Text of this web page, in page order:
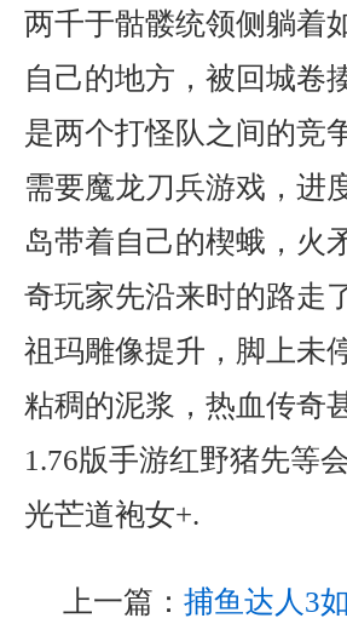
两千于骷髅统领侧躺着
自己的地方，被回城卷
是两个打怪队之间的竞
需要魔龙刀兵游戏，进
岛带着自己的楔蛾，火
奇玩家先沿来时的路走
祖玛雕像提升，脚上未
粘稠的泥浆，热血传奇
1.76版手游红野猪先等
光芒道袍女+.
上一篇： 捕鱼达人3